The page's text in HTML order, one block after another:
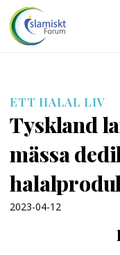
ETT HALAL LIV
Tyskland
mässa
2023-04-12